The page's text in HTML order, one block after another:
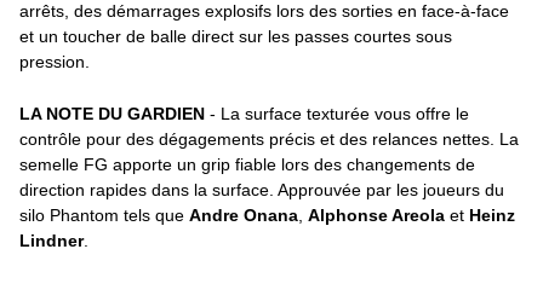
arrêts, des démarrages explosifs lors des sorties en face-à-face
et un toucher de balle direct sur les passes courtes sous
pression.
LA NOTE DU GARDIEN - La surface texturée vous offre le
contrôle pour des dégagements précis et des relances nettes. La
semelle FG apporte un grip fiable lors des changements de
direction rapides dans la surface. Approuvée par les joueurs du
silo Phantom tels que Andre Onana Alphonse Areola et Heinz
Lindner.